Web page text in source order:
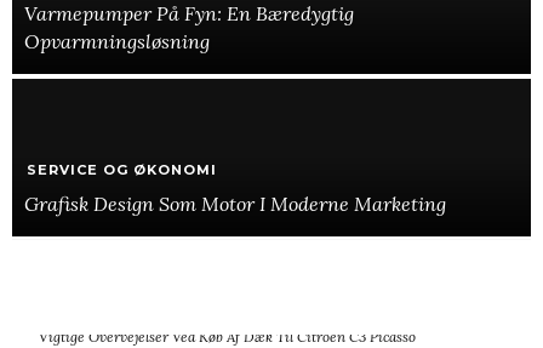
Varmepumper På Fyn: En Bæredygtig
Opvarmningsløsning
SERVICE OG ØKONOMI
Grafisk Design Som Motor I Moderne Marketing
Vigtigheden Af Professionel Bådservice